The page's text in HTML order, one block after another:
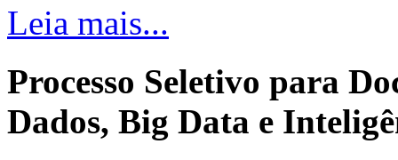
Leia mais...
Processo Seletivo para
Dados, Big Data e